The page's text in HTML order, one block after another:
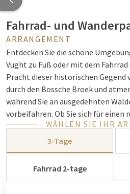
Fahrrad- und
ARRANGEMENT
Entdecken Sie die schöne
Vught zu Fuß oder mit dem Fahrrad
Pracht dieser historischen Gegend
durch den Bossche Broek und
während Sie an ausgedehnten
vorbeifahren. Ob Sie sich für einen
Wasser oder eine aufregende
entscheiden, die Region Den
etwas zu bieten.
WÄHLEN SIE IHR
3-Tage
Fahrrad 2-tage